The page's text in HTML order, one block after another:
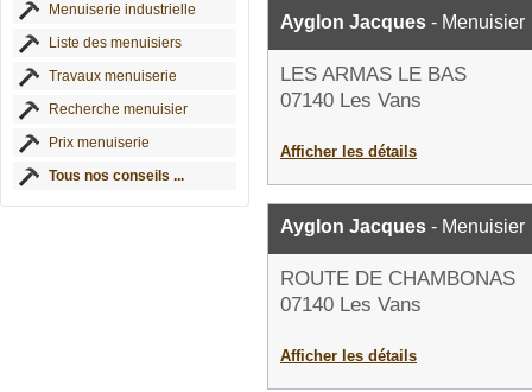
Menuiserie industrielle
Liste des menuisiers
Travaux menuiserie
Recherche menuisier
Prix menuiserie
Tous nos conseils ...
Ayglon Jacques - Menuisier
LES ARMAS LE BAS
07140 Les Vans
Afficher les détails
Ayglon Jacques - Menuisier
ROUTE DE CHAMBONAS
07140 Les Vans
Afficher les détails